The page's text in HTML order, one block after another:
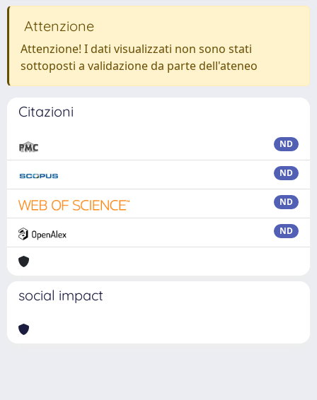
Attenzione
Attenzione! I dati visualizzati non sono stati
sottoposti a validazione da parte dell'ateneo
Citazioni
ND
ND
ND
ND
social impact